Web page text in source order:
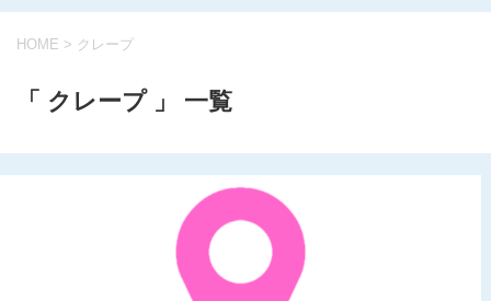
HOME > クレープ
「 クレープ 」 一覧